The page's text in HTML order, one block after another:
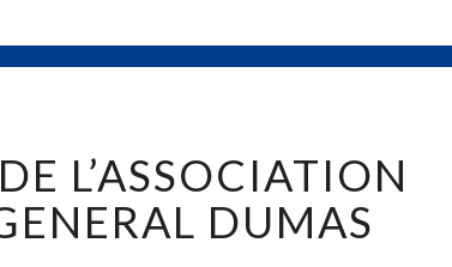
O
M
M
L’ASSOCIATION
DUMAS